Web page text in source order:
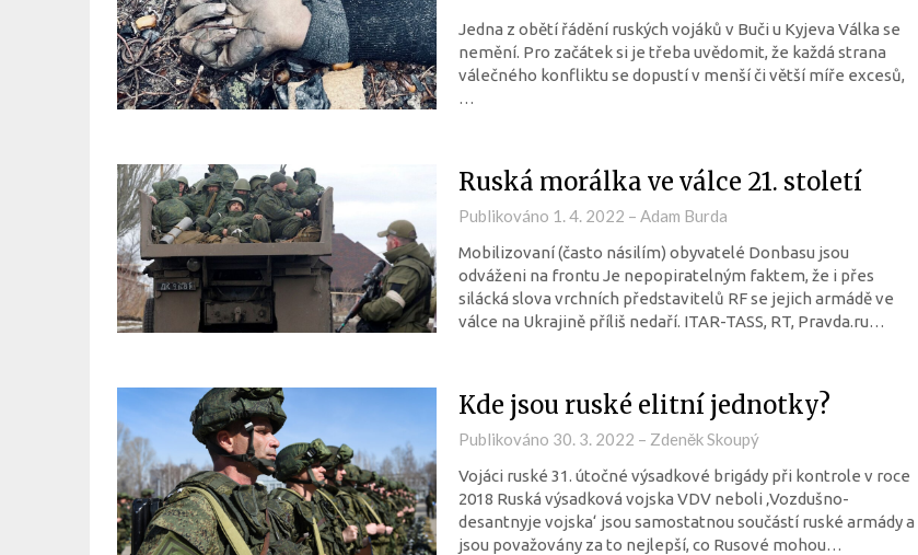
Jedna z obětí řádění ruských vojáků v Buči u Kyjeva Válka se
nemění. Pro začátek si je třeba uvědomit, že každá strana
válečného konfliktu se dopustí v menší či větší míře excesů,
…
Ruská morálka ve válce 21. století
Publikováno 1. 4. 2022 – Adam Burda
Mobilizovaní (často násilím) obyvatelé Donbasu jsou
odváženi na frontu Je nepopiratelným faktem, že i přes
silácká slova vrchních představitelů RF se jejich armádě ve
válce na Ukrajině příliš nedaří. ITAR-TASS, RT, Pravda.ru…
Kde jsou ruské elitní jednotky?
Publikováno 30. 3. 2022 – Zdeněk Skoupý
Vojáci ruské 31. útočné výsadkové brigády při kontrole v roce
2018 Ruská výsadková vojska VDV neboli ‚Vozdušno-
desantnyje vojska‘ jsou samostatnou součástí ruské armády a
jsou považovány za to nejlepší, co Rusové mohou…